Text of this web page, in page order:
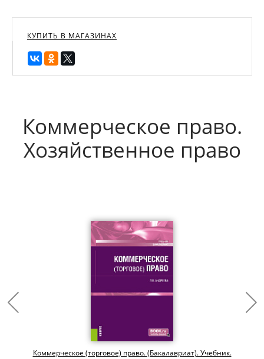
КУПИТЬ В МАГАЗИНАХ
Коммерческое право.
Хозяйственное право
Коммерческое (торговое) право. (Бакалавриат). Учебник.